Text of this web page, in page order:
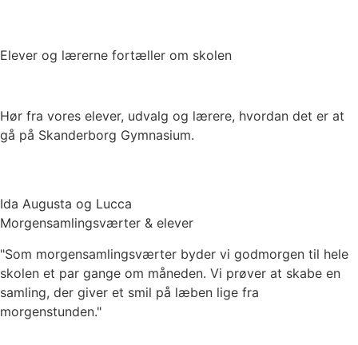
Elever og lærerne fortæller om skolen
Hør fra vores elever, udvalg og lærere, hvordan det er at
gå på Skanderborg Gymnasium.
Ida Augusta og Lucca
Morgensamlingsværter & elever
"Som morgensamlingsværter byder vi godmorgen til hele
skolen et par gange om måneden. Vi prøver at skabe en
samling, der giver et smil på læben lige fra
morgenstunden."